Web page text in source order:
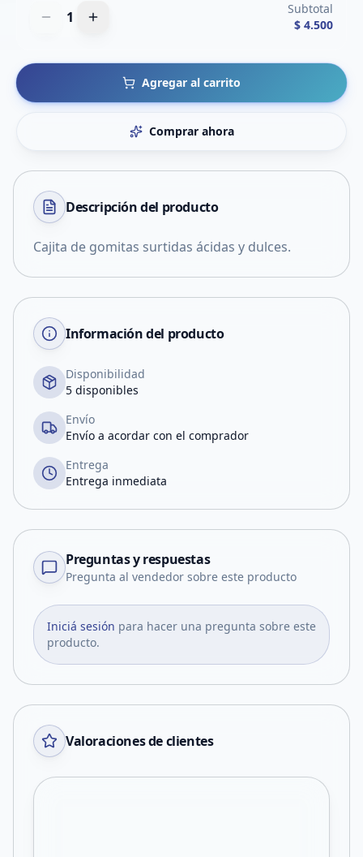
1
Subtotal
$ 4.500
Agregar al carrito
Comprar ahora
Descripción del producto
Cajita de gomitas surtidas ácidas y dulces.
Información del producto
Disponibilidad
5 disponibles
Envío
Envío a acordar con el comprador
Entrega
Entrega inmediata
Preguntas y respuestas
Pregunta al vendedor sobre este producto
Iniciá sesión para hacer una pregunta sobre este
producto.
Valoraciones de clientes